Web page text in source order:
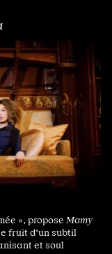
», propose Mamy
fruit d'un subtil
et soul